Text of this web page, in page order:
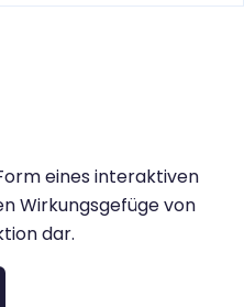
eines interaktiven
Wirkungsgefüge von
dar.